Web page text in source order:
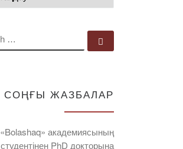
SEARCH
СОҢҒЫ ЖАЗБАЛАР
«Bolashaq» академиясының
студентінен PhD докторына